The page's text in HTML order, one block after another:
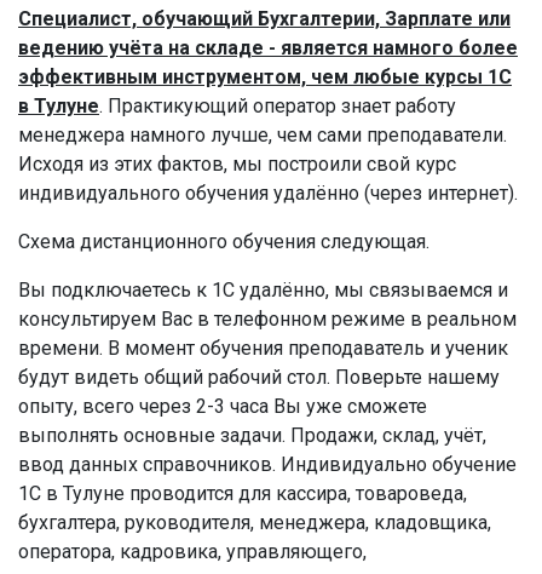
Специалист, обучающий Бухгалтерии, Зарплате или
ведению учёта на складе - является намного более
эффективным инструментом, чем любые курсы 1С
в Тулуне. Практикующий оператор знает работу
менеджера намного лучше, чем сами преподаватели.
Исходя из этих фактов, мы построили свой курс
индивидуального обучения удалённо (через интернет).
Схема дистанционного обучения следующая.
Вы подключаетесь к 1С удалённо, мы связываемся и
консультируем Вас в телефонном режиме в реальном
времени. В момент обучения преподаватель и ученик
будут видеть общий рабочий стол. Поверьте нашему
опыту, всего через 2-3 часа Вы уже сможете
выполнять основные задачи. Продажи, склад, учёт,
ввод данных справочников. Индивидуально обучение
1С в Тулуне проводится для кассира, товароведа,
бухгалтера, руководителя, менеджера, кладовщика,
оператора, кадровика, управляющего,